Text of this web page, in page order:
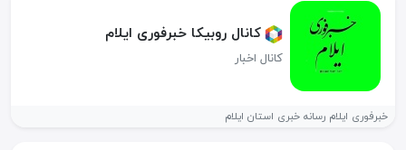
کانال روبیکا خبرفوری ایلام
کانال اخبار
خبرفوری ایلام رسانه خبری استان ایلام